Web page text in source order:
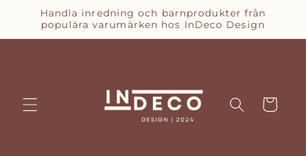
vidareHandla inredning och barnprodukter från
populära varumärken hos InDeco Design
Varukorg